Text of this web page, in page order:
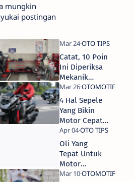
mungkin
postingan
Catat, 10 Poin
Ini Diperiksa
Mekanik
Yamaha
Sebelum
Mulai Service
4 Hal Sepele
Yang Bikin
Motor Cepat
Rusak
Oli Yang
Tepat Untuk
Motor
Yamaha